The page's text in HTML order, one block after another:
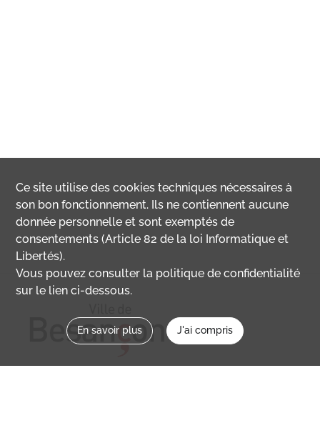
Ce site utilise descookies techniques nécessaires à
son bon fonctionnement. Ils ne contiennent aucune
donnée personnelle et sont exemptés de
consentements (Article 82 de la loi Informatique et
Libertés).
Vous pouvez consulter la politique de confidentialité
sur le lien ci-dessous.
En savoir plus J'ai compris